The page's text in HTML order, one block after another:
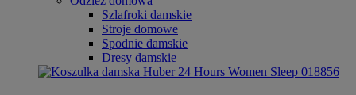
Szlafroki damskie
Stroje domowe
Spodnie damskie
Dresy damskie